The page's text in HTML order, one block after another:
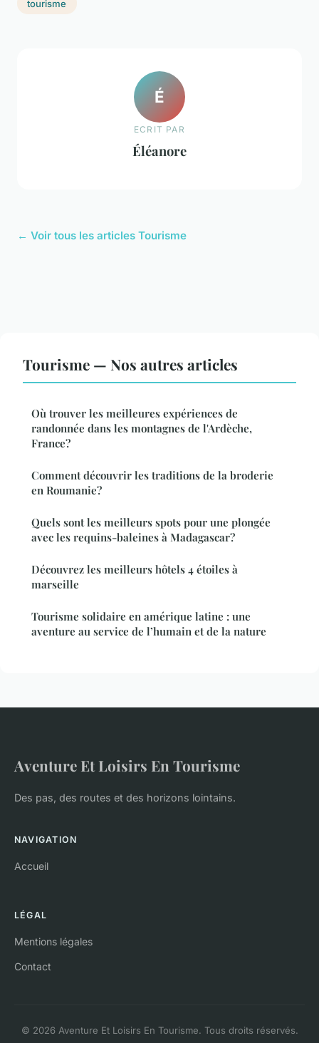
tourisme
É
ECRIT PAR
Éléanore
← Voir tous les articles Tourisme
Tourisme — Nos autres articles
Où trouver les meilleures expériences de
randonnée dans les montagnes de l'Ardèche,
France?
Comment découvrir les traditions de la broderie
en Roumanie?
Quels sont les meilleurs spots pour une plongée
avec les requins-baleines à Madagascar?
Découvrez les meilleurs hôtels 4 étoiles à
marseille
Tourisme solidaire en amérique latine : une
aventure au service de l’humain et de la nature
Aventure Et Loisirs En Tourisme
Des pas, des routes et des horizons lointains.
NAVIGATION
Accueil
LÉGAL
Mentions légales
Contact
© 2026 Aventure Et Loisirs En Tourisme. Tous droits réservés.